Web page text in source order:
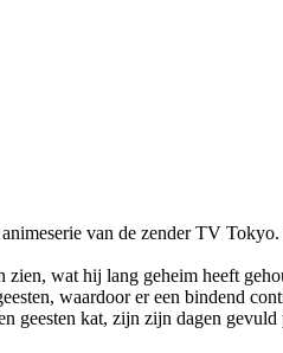
van de zender TV
zien, wat hij lang geheim heeft
waardoor er een bindend
geesten kat, zijn zijn dagen